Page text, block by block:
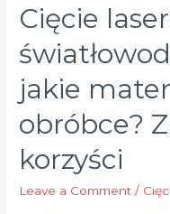
–
to
drogie
rozwiązanie?
Porównanie
kosztów
zalet
Cięcie
jakie
obróbce?
korzyści
Leave a Comment /